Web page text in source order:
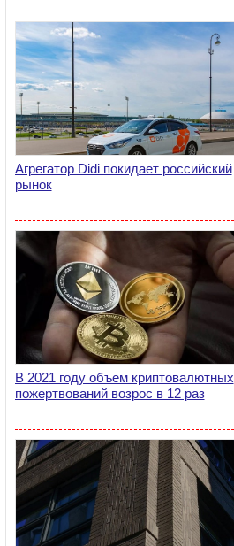
Агрегатор Didi покидает российский
рынок
В 2021 году объем криптовалютных
пожертвований возрос в 12 раз